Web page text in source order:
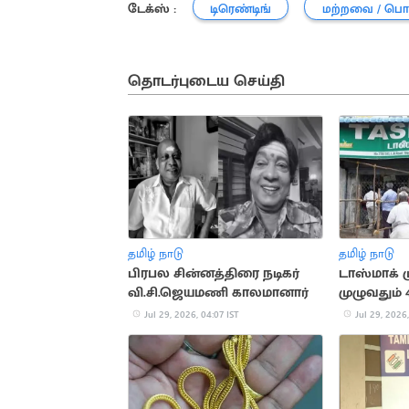
டேக்ஸ் : டிரெண்டிங் மற்றவை /
தொடர்புடைய செய்தி
தமிழ் நாடு
பிரபல சின்னத்திரை நடிகர்
வி.சி.ஜெயமணி காலமானார்
Jul 29, 2026, 04:07 IST
தமிழ் நாடு
டாஸ்மாக்
அதிரடி
Jul 29,